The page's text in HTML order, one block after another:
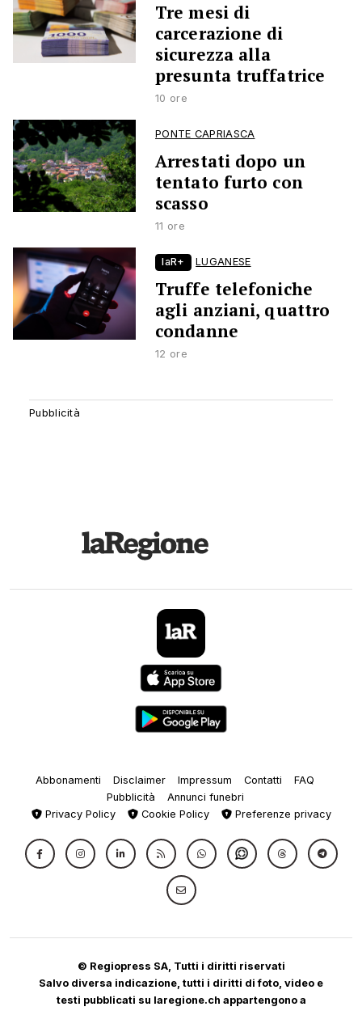
Tre mesi di
carcerazione di
sicurezza alla
presunta truffatrice
10 ore
PONTE CAPRIASCA
Arrestati dopo un
tentato furto con
scasso
11 ore
laR+ LUGANESE
Truffe telefoniche
agli anziani, quattro
condanne
12 ore
Abbonamenti Disclaimer Impressum Contatti
FAQ
Pubblicità
Annunci funebri
Privacy Policy
Cookie Policy Preferenze privacy
© Regiopress SA, Tutti i diritti riservati
Salvo diversa indicazione, tutti i diritti di foto, video e
testi pubblicati su laregione.ch appartengono a